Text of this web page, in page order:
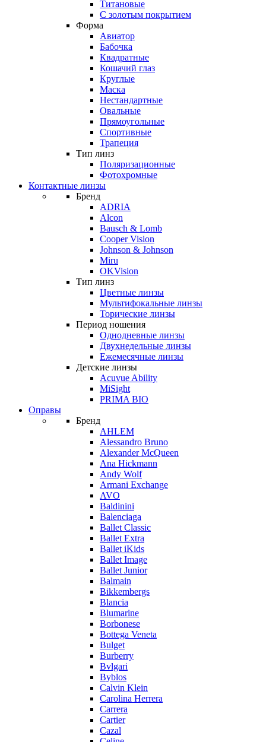
Титановые
С золотым покрытием
Форма
Авиатор
Бабочка
Квадратные
Кошачий глаз
Круглые
Маска
Нестандартные
Овальные
Прямоугольные
Спортивные
Трапеция
Тип линз
Поляризационные
Фотохромные
Контактные линзы
Бренд
ADRIA
Alcon
Bausch & Lomb
Cooper Vision
Johnson & Johnson
Miru
OKVision
Тип линз
Цветные линзы
Мультифокальные линзы
Торические линзы
Период ношения
Однодневные линзы
Двухнедельные линзы
Ежемесячные линзы
Детские линзы
Acuvue Ability
MiSight
PRIMA BIO
Оправы
Бренд
AHLEM
Alessandro Bruno
Alexander McQueen
Ana Hickmann
Andy Wolf
Armani Exchange
AVO
Baldinini
Balenciaga
Ballet Classic
Ballet Extra
Ballet iKids
Ballet Image
Ballet Junior
Balmain
Bikkembergs
Blancia
Blumarine
Borbonese
Bottega Veneta
Bulget
Burberry
Bvlgari
Byblos
Calvin Klein
Carolina Herrera
Carrera
Cartier
Cazal